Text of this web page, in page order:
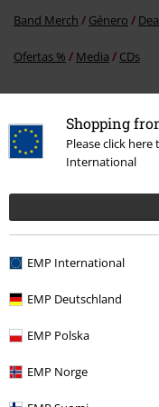
Shopping
Please click
International
EMP International
EMP Deutschland
EMP Polska
EMP Norge
Band Merch Género
Ofertas % Media CDs
E-mail Newsletter
suscríbete ahora!Más
Doy mi consentimiento
E.M.P. Merchandising
personales con el fin de
sobre su oferta. El
mi consentimiento en